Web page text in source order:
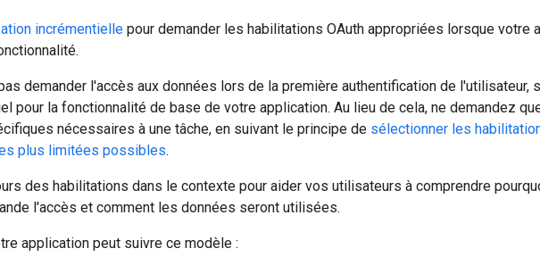
incrémentielle pour demander les habilitations OAuth appropriées lorsque votre
demander l'accès aux données lors de la première authentification de l'utilisateur,
pour la fonctionnalité de base de votre application. Au lieu de cela, ne demandez
nécessaires à une tâche, en suivant le principe de sélectionner les
plus limitées possibles.
des habilitations dans le contexte pour aider vos utilisateurs à comprendre
l'accès et comment les données seront utilisées.
application peut suivre ce modèle :